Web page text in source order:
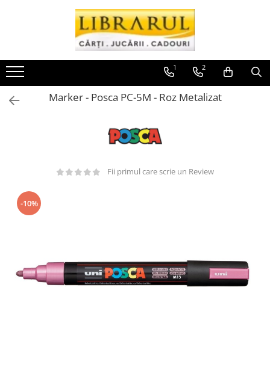
Toate Produsele
CARTI
Arta, arhitectura si fotografie
Arhitectura
Memorii si jurnale
Teorie si critica literara
Finante si investitii
Management si leadership
1 2
Marker - Posca PC-5M - Roz Metalizat
Fii primul care scrie un Review
-10%